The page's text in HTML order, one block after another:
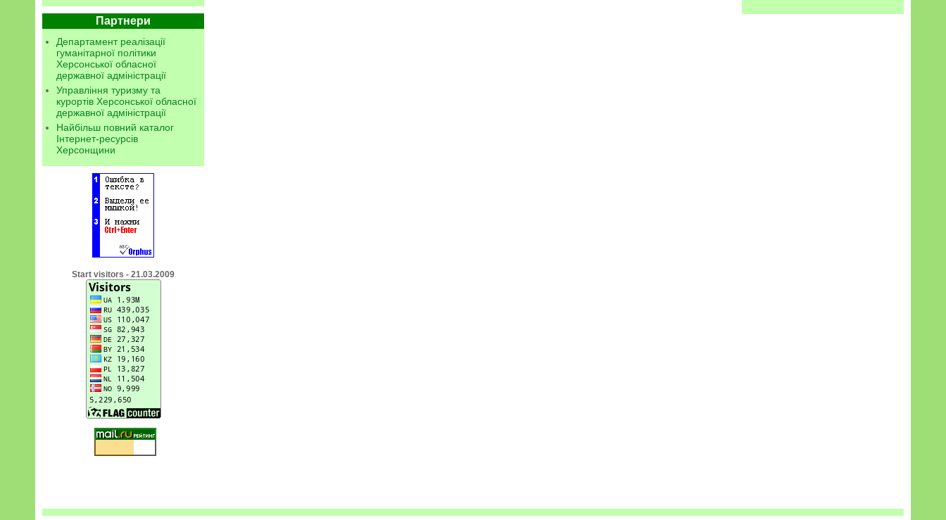
Партнери
Департамент реалізації
гуманітарної політики
Херсонської обласної
державної адміністрації
Управління туризму та
курортів Херсонської обласної
державної адміністрації
Найбільш повний каталог
Інтернет-ресурсів
Херсонщини
Start visitors - 21.03.2009